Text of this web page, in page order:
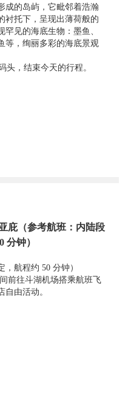
成的岛屿，它毗邻着浩瀚
衬托下，呈现出薄荷般的
见的海底生物：墨鱼、
等，绚丽多彩的海底景观
头，结束今天的行程。
庇（参考航班：内陆段
分钟）
，航程约 50 分钟）
前往斗湖机场搭乘航班飞
由活动。